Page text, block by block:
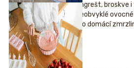
Angrešt, broskve i
Neobvyklé
pro domácí